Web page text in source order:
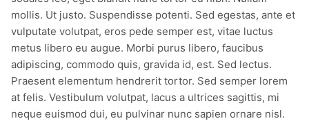
mollis. Ut justo. Suspendisse potenti. Sed egestas, ante et
vulputate volutpat, eros pede semper est, vitae luctus
metus libero eu augue. Morbi purus libero, faucibus
adipiscing, commodo quis, gravida id, est. Sed lectus.
Praesent elementum hendrerit tortor. Sed semper lorem
at felis. Vestibulum volutpat, lacus a ultrices sagittis, mi
neque euismod dui, eu pulvinar nunc sapien ornare nisl.